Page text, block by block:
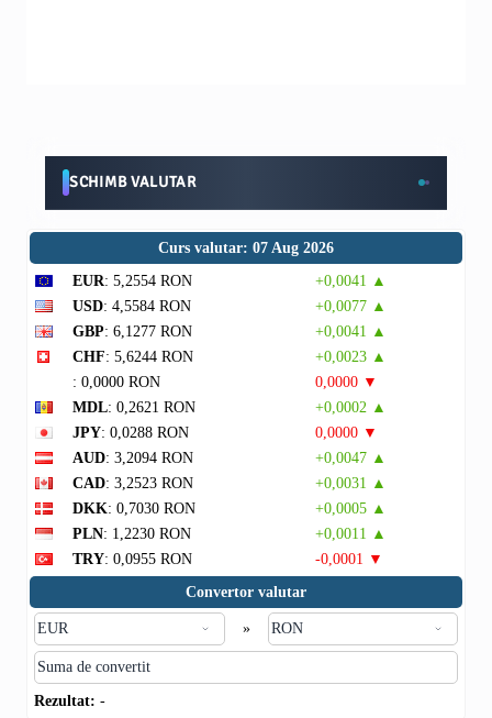
SCHIMB VALUTAR
Curs valutar: 07 Aug 2026
EUR: 5,2554 RON
+0,0041 ▲
USD: 4,5584 RON
+0,0077 ▲
GBP: 6,1277 RON
+0,0041 ▲
CHF: 5,6244 RON
+0,0023 ▲
: 0,0000 RON
0,0000 ▼
MDL: 0,2621 RON
+0,0002 ▲
JPY: 0,0288 RON
0,0000 ▼
AUD: 3,2094 RON
+0,0047 ▲
CAD: 3,2523 RON
+0,0031 ▲
DKK: 0,7030 RON
+0,0005 ▲
PLN: 1,2230 RON
+0,0011 ▲
TRY: 0,0955 RON
-0,0001 ▼
Convertor valutar
»
Rezultat: -